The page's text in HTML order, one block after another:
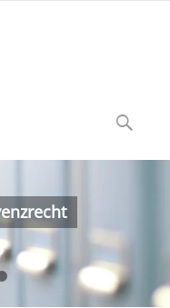
to
content
Suchen
nach: